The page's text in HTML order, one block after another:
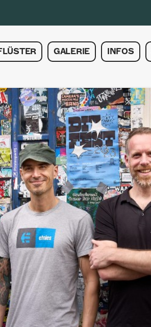
GALERIE INFOS